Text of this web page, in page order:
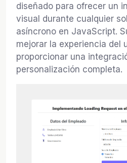
diseñado para ofrecer un
visual durante cualquier
asíncrono en JavaScript.
mejorar la experiencia del
proporcionar una
personalización completa.